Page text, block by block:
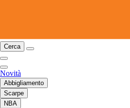
Cerca
Novità
Abbigliamento
Scarpe
NBA